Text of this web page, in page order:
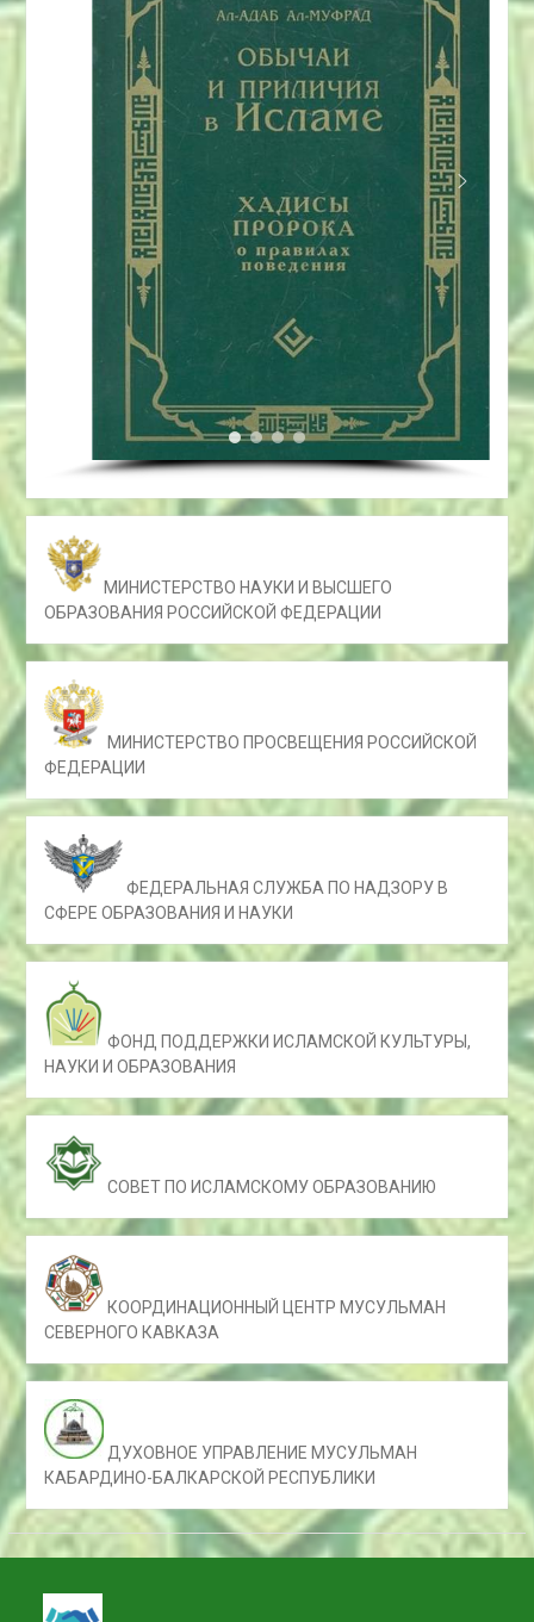
МИНИСТЕРСТВО НАУКИ И ВЫСШЕГО
ОБРАЗОВАНИЯ РОССИЙСКОЙ ФЕДЕРАЦИИ
МИНИСТЕРСТВО ПРОСВЕЩЕНИЯ РОССИЙСКОЙ
ФЕДЕРАЦИИ
ФЕДЕРАЛЬНАЯ СЛУЖБА ПО НАДЗОРУ В
СФЕРЕ ОБРАЗОВАНИЯ И НАУКИ
ФОНД ПОДДЕРЖКИ ИСЛАМСКОЙ КУЛЬТУРЫ,
НАУКИ И ОБРАЗОВАНИЯ
СОВЕТ ПО ИСЛАМСКОМУ ОБРАЗОВАНИЮ
КООРДИНАЦИОННЫЙ ЦЕНТР МУСУЛЬМАН
СЕВЕРНОГО КАВКАЗА
ДУХОВНОЕ УПРАВЛЕНИЕ МУСУЛЬМАН
КАБАРДИНО-БАЛКАРСКОЙ РЕСПУБЛИКИ